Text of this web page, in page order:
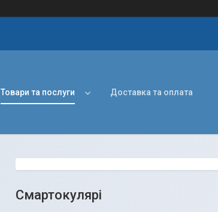
Товари та послуги Доставка та оплата
Смартокулярі